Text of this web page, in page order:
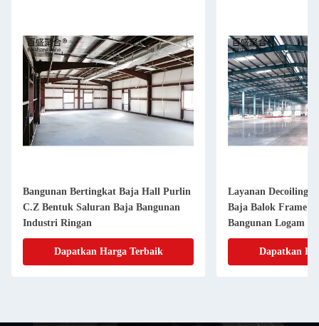
Bangunan Bertingkat Baja Hall Purlin
C.Z Bentuk Saluran Baja Bangunan
Industri Ringan
Dapatkan Harga Terbaik
Layanan Decoiling
Baja Balok Frame
Bangunan Logam
Dapatkan